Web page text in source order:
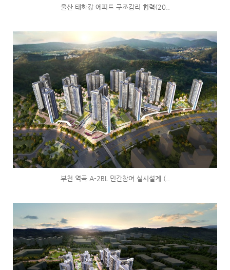
울산 태화강 에피트 구조감리 협력(20..
부천 역곡 A-2BL 민간참여 실시설계 (..